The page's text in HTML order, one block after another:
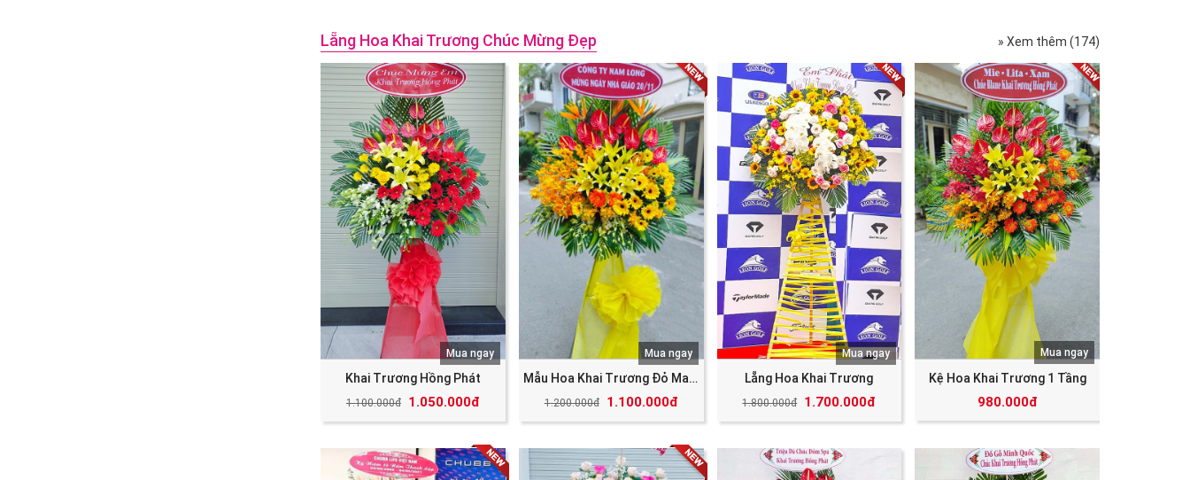
Lẵng Hoa Khai Trương Chúc Mừng Đẹp » Xem thêm (174)
Khai Trương Hồng Phát
1.100.000đ 1.050.000đ
Mua ngay
Mẫu Hoa Khai Trương Đỏ May Mắn Tài Lộc
1.200.000đ 1.100.000đ
Mua ngay
Lẵng Hoa Khai Trương
1.800.000đ 1.700.000đ
Mua ngay
Kệ Hoa Khai Trương 1 Tầng
980.000đ
Mua ngay